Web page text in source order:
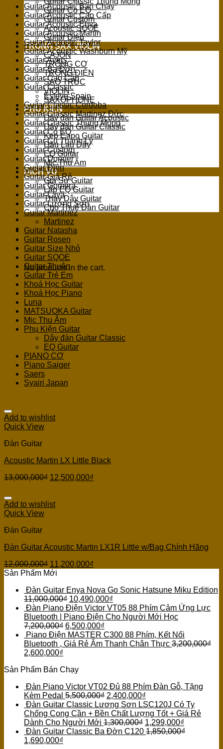
Guitar Có EQ
Guitar Custom
Acoustic SQOE
Guitar Điện
TRỐNG SAX VIOLIN
CAJON
TRỐNG CƠ
TRỐNG ĐIỆN
SÁO TRÚC
VIOLIN
SAXOPHONE
PHỤ KIỆN
Dây đàn Guitar Acoustic
Dây đàn Guitar Classic
Kẹp Capo Guitar
Dầu Lau Dây
EQ Guitar
Mic Thu Âm
DỊCH VỤ
Gia Sư Guitar
Lắp EQ Guitar
Thay Dây Guitar
Cho Thuê Đàn Guitar
Cart
No products in the cart.
Guitar Acoustic Bán Chạy
Guitar Acoustic Cao Cấp
Guitar Acoustic Enya
Guitar Acoustic Martin
Guitar Acoustic Taylor
Guitar Acoustic Washburn Mỹ
Guitar Ayers
Guitar Ba Đờn
Guitar Cao Cấp
Guitar Classic
Esteve Spain
Guitar Classic Cordoba
Guitar Classic Martinez Đức
Guitar Classic Thùng Mỏng
Guitar Có EQ
Guitar Cũ Thanh Lý
Guitar Custom
Guitar Donner
Guitar Điện
Guitar Giá Rẻ
Guitar Gomera
Guitar Lava
Guitar Lương Sơn
Guitar Martinez
Martinez
Guitar Natasha
Guitar Rosen
Guitar Size Nhỏ
Guitar SQOE
Guitar Thuận
Guitar Trẻ Em
Khoá Học Guitar
Khoá Học Piano
Luna
MATSUOKA Guitar
Mic Thu Âm
Phụ Kiện Guitar
Dây đàn Guitar Classic
EQ Guitar
PIANO CƠ
Piano Saiger
Saers
Syairi Japan
Add to wishlist
Quick View
Đàn Guitar
Acoustic Martin LX Little Black
13,000,000₫ 12,500,000₫
Add to wishlist
Quick View
Đàn Guitar
Đàn Guitar Acoustic Martin LX1R Little w/Bag Chính Hãng
12,000,000₫ 11,200,000₫
Sản Phẩm Mới
Đàn Guitar Enya Nova Go Sonic Hatsune Miku Edition
11,000,000₫ 10,490,000₫
Đàn Piano Điện Victor VT05 88 Phím Cảm Ứng Lực
Bluetooth | Piano Điện Cho Người Mới Học
7,200,000₫ 6,500,000₫
Piano Điện MASTER C300 88 Phím, Kết Nối
Bluetooth , Giá Rẻ Âm Thanh Chân Thực 3,200,000₫
2,600,000₫
Sản Phẩm Bán Chạy
Đàn Piano Victor VT02 Đủ 88 Phím Đàn Gỗ, Tặng
Kèm Pedal 5,500,000₫ 2,400,000₫
Đàn Guitar Classic Lương Sơn LSC120J Có Ty
Chống Cong Cần + Bền Chất Lượng Tốt + Giá Rẻ
Dành Cho Người Mới 1,300,000₫ 1,299,000₫
Đàn Guitar Classic Ba Đờn C120 1,850,000₫
1,690,000₫